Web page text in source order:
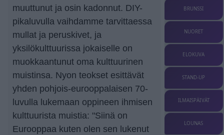
muuttunut ja osin kadonnut. DIY-
pikaluvulla vaihdamme tarvittaessa
mullat ja peruskivet, ja
yksilökulttuurissa jokaiselle on
muokkaantunut oma kulttuurinen
muistinsa. Nyon teokset esittävät
yhden pohjois-eurooppalaisen 70-
luvulla lukemaan oppineen ihmisen
kulttuurista muistia: "Siinä on
Eurooppaa kuten olen sen lukenut
BRUNSSI
NUORET
ELOKUVA
STAND-UP
ILMAISPÄIVÄT
LOUNAS